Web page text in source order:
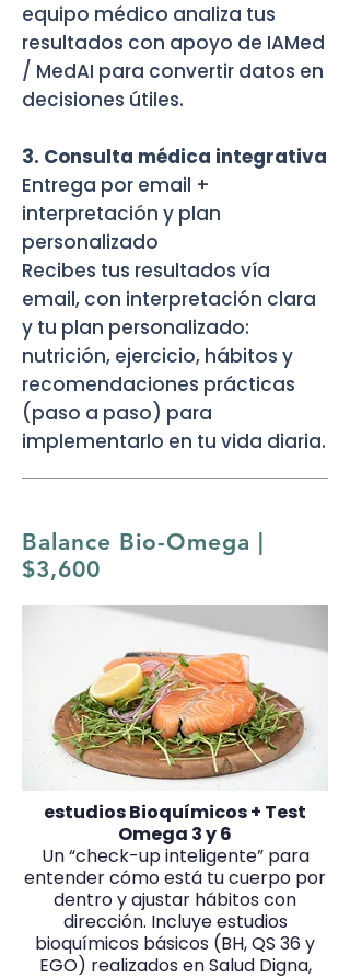
equipo médico analiza tus
resultados con apoyo de IAMed
/ MedAI para convertir datos en
decisiones útiles.
3. Consulta médica integrativa
Entrega por email +
interpretación y plan
personalizado
Recibes tus resultados vía
email, con interpretación clara
y tu plan personalizado:
nutrición, ejercicio, hábitos y
recomendaciones prácticas
(paso a paso) para
implementarlo en tu vida diaria.
Balance Bio-Omega |
$3,600
estudios Bioquímicos + Test
Omega 3 y 6
Un “check-up inteligente” para
entender cómo está tu cuerpo por
dentro y ajustar hábitos con
dirección. Incluye estudios
bioquímicos básicos (BH, QS 36 y
EGO) realizados en Salud Digna,